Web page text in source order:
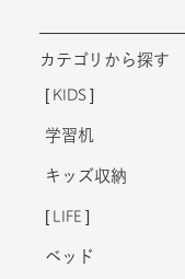
カテゴリから探す
KIDS
学習机
キッズ収納
LIFE
ベッド